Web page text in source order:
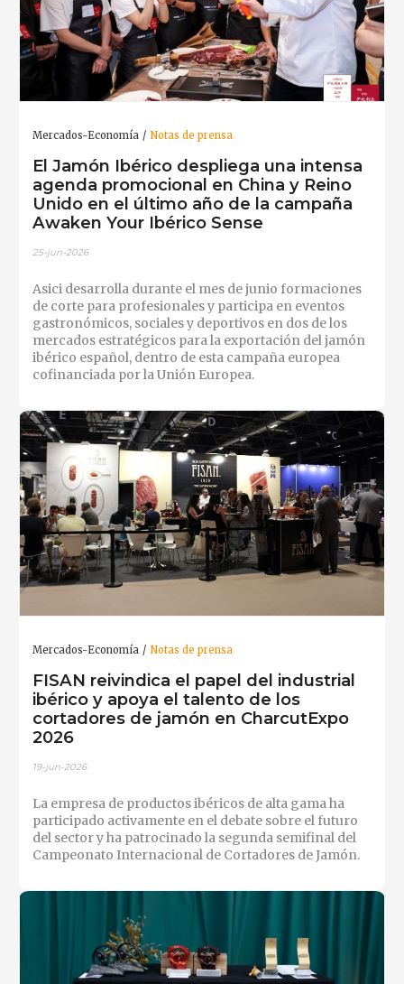
Mercados-Economía Notas de prensa
El Jamón Ibérico despliega una intensa
agenda promocional en China y Reino
Unido en el último año de la campaña
Awaken Your Ibérico Sense
25-jun-2026
Asici desarrolla durante el mes de junio formaciones
de corte para profesionales y participa en eventos
gastronómicos, sociales y deportivos en dos de los
mercados estratégicos para la exportación del jamón
ibérico español, dentro de esta campaña europea
cofinanciada por la Unión Europea.
Mercados-Economía Notas de prensa
FISAN reivindica el papel del industrial
ibérico y apoya el talento de los
cortadores de jamón en CharcutExpo
2026
19-jun-2026
La empresa de productos ibéricos de alta gama ha
participado activamente en el debate sobre el futuro
del sector y ha patrocinado la segunda semifinal del
Campeonato Internacional de Cortadores de Jamón.